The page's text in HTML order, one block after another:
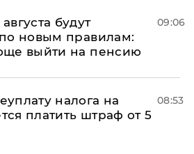
будут
по новым правилам:
выйти на пенсию
09:06
налога на
платить штраф от 5
08:53